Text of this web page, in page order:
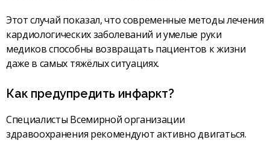
Этот случай показал, что современные методы лечения
кардиологических заболеваний и умелые руки
медиков способны возвращать пациентов к жизни
даже в самых тяжёлых ситуациях.
Как предупредить инфаркт?
Специалисты Всемирной организации
здравоохранения рекомендуют активно двигаться.